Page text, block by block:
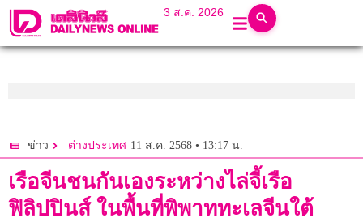
3 ส.ค. 2026
ข่าว ต่างประเทศ 11 ส.ค. 2568 • 13:17 น.
เรือจีนชนกันเองระหว่างไล่จี้เรือ
ฟิลิปปินส์ ในพื้นที่พิพาททะเลจีนใต้